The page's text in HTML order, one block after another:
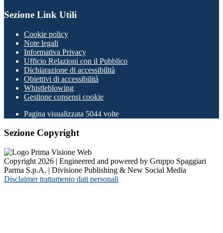
Sezione Link Utili
Cookie policy
Note legali
Informativa Privacy
Ufficio Relazioni con il Pubblico
Dichiarazione di accessibilità
Obiettivi di accessibilità
Whistleblowing
Gestione consensi cookie
Pagina visualizzata 5044 volte
Sezione Copyright
Copyright 2026 | Engineered and powered by Gruppo Spaggiari
Parma S.p.A. | Divisione Publishing & New Social Media
Disclaimer trattamento dati personali